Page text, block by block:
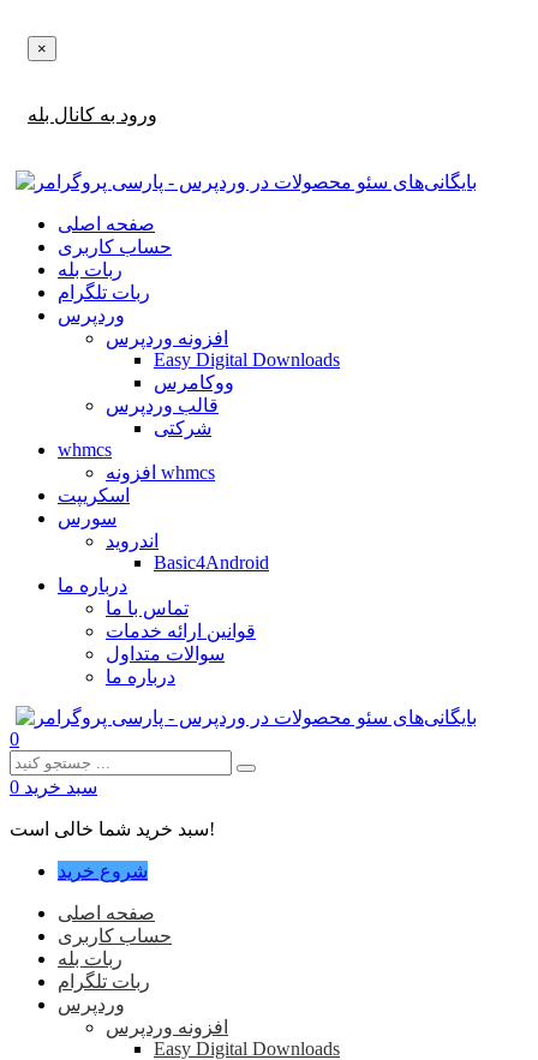
×
ورود به کانال بله
صفحه اصلی
حساب کاربری
ربات بله
ربات تلگرام
وردپرس
افزونه وردپرس
Easy Digital Downloads
ووکامرس
قالب وردپرس
شرکتی
whmcs
افزونه whmcs
اسکریپت
سورس
اندروید
Basic4Android
درباره ما
تماس با ما
قوانین ارائه خدمات
سوالات متداول
درباره ما
0
سبد خرید 0
سبد خرید شما خالی است!
شروع خرید
صفحه اصلی
حساب کاربری
ربات بله
ربات تلگرام
وردپرس
افزونه وردپرس
Easy Digital Downloads